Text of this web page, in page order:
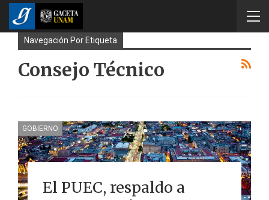
Navegación Por Etiqueta
Consejo Técnico
GOBIERNO
El PUEC, respaldo a